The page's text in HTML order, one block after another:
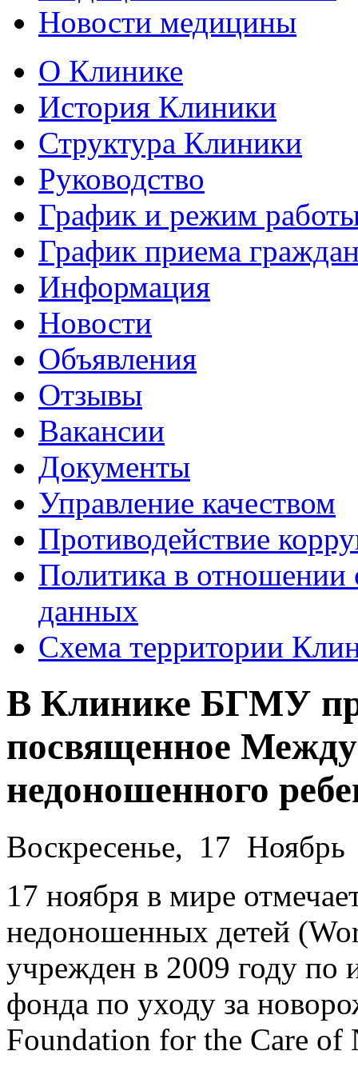
Новости медицины
О Клинике
История Клиники
Структура Клиники
Руководство
График и режим
График приема
Информация
Новости
Объявления
Отзывы
Вакансии
Документы
Управление качеством
Противодействие
Политика в отношении
данных
Схема территории
В Клинике БГМУ
посвященное
недоношенного
Воскресенье, 17 Ноябрь
17 ноября в мире
недоношенных детей
учрежден в 2009 году по
фонда по уходу за
Foundation for the Care